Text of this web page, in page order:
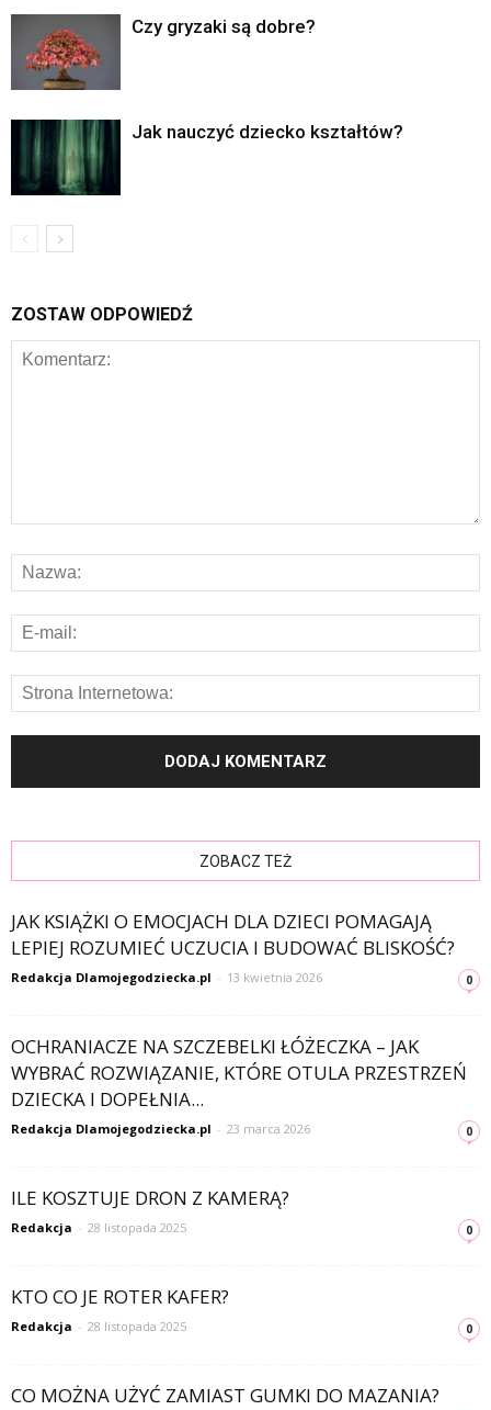
Czy gryzaki są dobre?
Jak nauczyć dziecko kształtów?
ZOSTAW ODPOWIEDŹ
ZOBACZ TEŻ
JAK KSIĄŻKI O EMOCJACH DLA DZIECI POMAGAJĄ
LEPIEJ ROZUMIEĆ UCZUCIA I BUDOWAĆ BLISKOŚĆ?
Redakcja Dlamojegodziecka.pl - 13 kwietnia 2026 0
OCHRANIACZE NA SZCZEBELKI ŁÓŻECZKA – JAK
WYBRAĆ ROZWIĄZANIE, KTÓRE OTULA PRZESTRZEŃ
DZIECKA I DOPEŁNIA...
Redakcja Dlamojegodziecka.pl - 23 marca 2026 0
ILE KOSZTUJE DRON Z KAMERĄ?
Redakcja - 28 listopada 2025 0
KTO CO JE ROTER KAFER?
Redakcja - 28 listopada 2025 0
CO MOŻNA UŻYĆ ZAMIAST GUMKI DO MAZANIA?